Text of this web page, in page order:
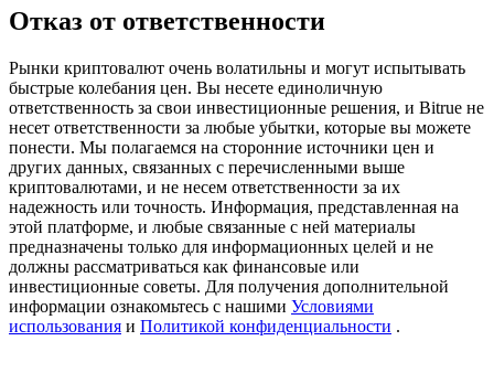
BTC New User Exclusive: 6.5% APR
BTC Flexible Staking | Daily Rewards
Больше событий
Отказ от ответственности
Рынки криптовалют очень волатильны и могут испытывать
быстрые колебания цен. Вы несете единоличную
ответственность за свои инвестиционные решения, и Bitrue не
несет ответственности за любые убытки, которые вы можете
понести. Мы полагаемся на сторонние источники цен и
других данных, связанных с перечисленными выше
криптовалютами, и не несем ответственности за их
надежность или точность. Информация, представленная на
этой платформе, и любые связанные с ней материалы
предназначены только для информационных целей и не
должны рассматриваться как финансовые или
инвестиционные советы. Для получения дополнительной
информации ознакомьтесь с нашими Условиями
использования и Политикой конфиденциальности .